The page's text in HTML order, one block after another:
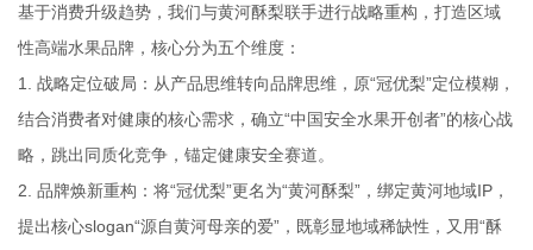
基于消费升级趋势，我们与黄河酥梨联手进行战略重构，打造区域
性高端水果品牌，核心分为五个维度：
1. 战略定位破局：从产品思维转向品牌思维，原“冠优梨”定位模糊，
结合消费者对健康的核心需求，确立“中国安全水果开创者”的核心战
略，跳出同质化竞争，锚定健康安全赛道。
2. 品牌焕新重构：将“冠优梨”更名为“黄河酥梨”，绑定黄河地域IP，
提出核心slogan“源自黄河母亲的爱”，既彰显地域稀缺性，又用“酥